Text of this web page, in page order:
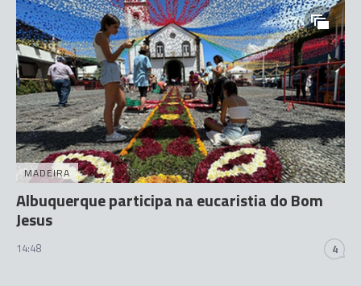
MADEIRA
Albuquerque participa na eucaristia do Bom
Jesus
14:48 4